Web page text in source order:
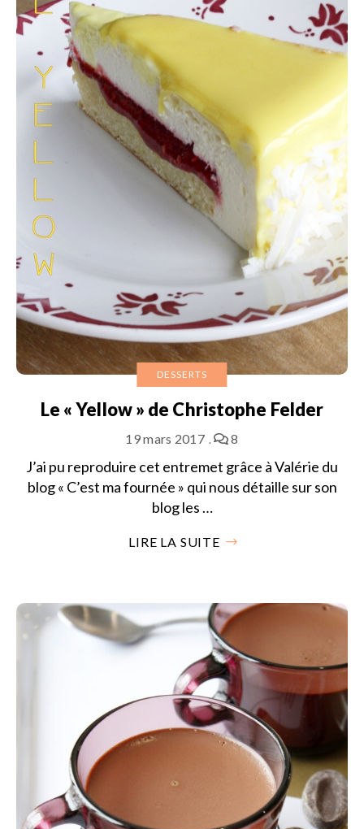
DESSERTS
Le « Yellow » de Christophe Felder
19 mars 2017 8
J’ai pu reproduire cet entremet grâce à Valérie du
blog « C’est ma fournée » qui nous détaille sur son
blog les …
LIRE LA SUITE